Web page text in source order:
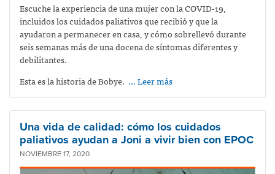
Escuche la experiencia de una mujer con la COVID-19,
incluidos los cuidados paliativos que recibió y que la
ayudaron a permanecer en casa, y cómo sobrellevó durante
seis semanas más de una docena de síntomas diferentes y
debilitantes.
Esta es la historia de Bobye. … Leer más
Una vida de calidad: cómo los cuidados
paliativos ayudan a Joni a vivir bien con EPOC
NOVIEMBRE 17, 2020